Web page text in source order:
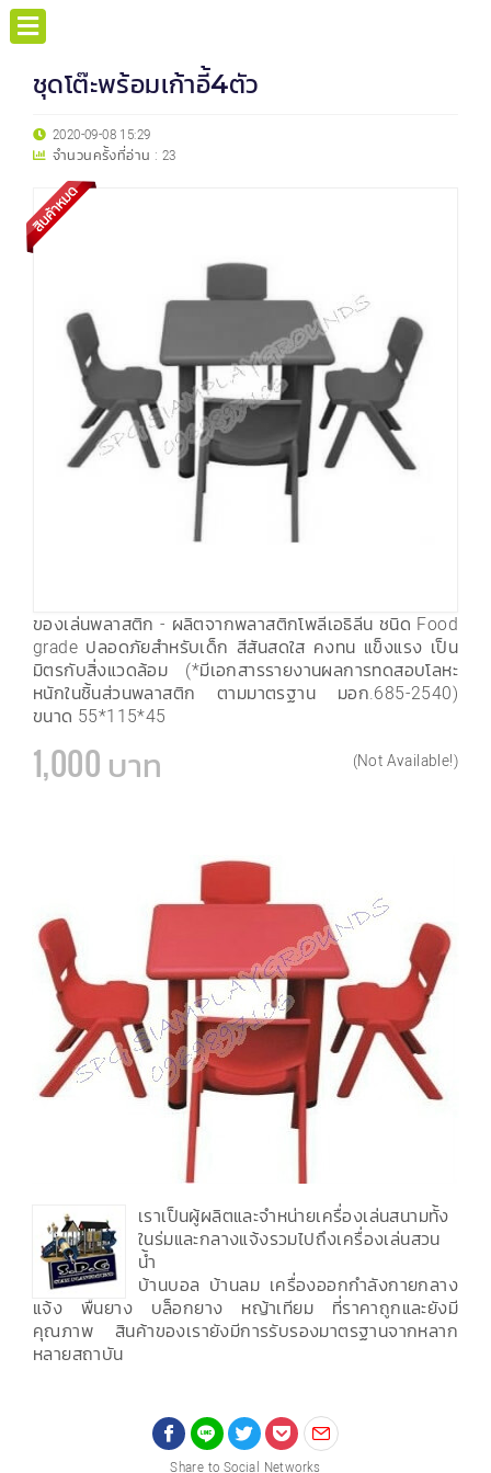
ชุดโต๊ะพร้อมเก้าอี้4ตัว
2020-09-08 15:29
จำนวนครั้งที่อ่าน : 23
ของเล่นพลาสติก - ผลิตจากพลาสติกโพลีเอธิลีน ชนิด Food
grade ปลอดภัยสำหรับเด็ก สีสันสดใส คงทน แข็งแรง เป็น
มิตรกับสิ่งแวดล้อม (*มีเอกสารรายงานผลการทดสอบโลหะ
หนักในชิ้นส่วนพลาสติก ตามมาตรฐาน มอก.685-2540)
ขนาด 55*115*45
1,000 บาท (Not Available!)
เราเป็นผู้ผลิตและจำหน่ายเครื่องเล่นสนามทั้ง
ในร่มและกลางแจ้งรวมไปถึงเครื่องเล่นสวน
น้ำ
บ้านบอล บ้านลม เครื่องออกกำลังกายกลาง
แจ้ง พื้นยาง บล็อกยาง หญ้าเทียม ที่ราคาถูกและยังมี
คุณภาพ สินค้าของเรายังมีการรับรองมาตรฐานจากหลาก
หลายสถาบัน
Share to Social Networks